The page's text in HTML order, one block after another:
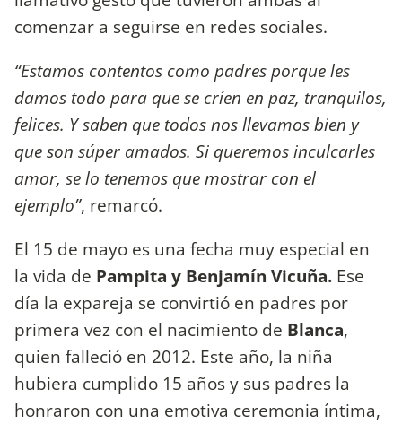
comenzar a seguirse en redes sociales.
“Estamos contentos como padres porque les
damos todo para que se críen en paz, tranquilos,
felices. Y saben que todos nos llevamos bien y
que son súper amados. Si queremos inculcarles
amor, se lo tenemos que mostrar con el
ejemplo”, remarcó.
El 15 de mayo es una fecha muy especial en
la vida de Pampita y Benjamín Vicuña. Ese
día la expareja se convirtió en padres por
primera vez con el nacimiento de Blanca,
quien falleció en 2012. Este año, la niña
hubiera cumplido 15 años y sus padres la
honraron con una emotiva ceremonia íntima,